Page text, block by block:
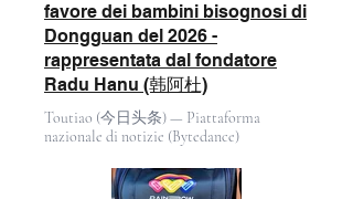
favore dei bambini bisognosi di
Dongguan del 2026 -
rappresentata dal fondatore
Radu Hanu (韩阿杜)
Toutiao (今日头条) — Piattaforma
nazionale di notizie (Bytedance)